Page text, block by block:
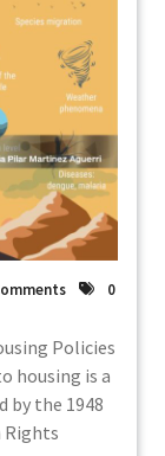
0
Policies
housing is a
by the 1948
Rights